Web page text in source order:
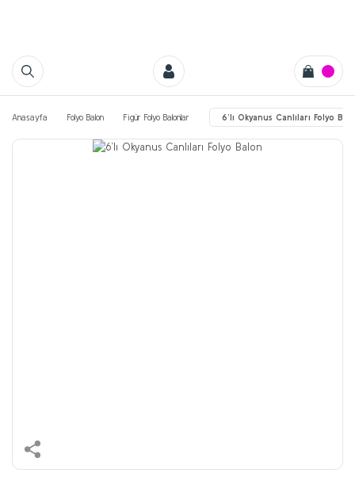
Anasayfa Folyo Balon Figür Folyo Balonlar 6’lı Okyanus Canlıları Folyo